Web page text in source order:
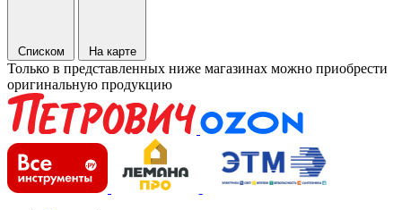
Списком На карте
Только в представленных ниже магазинах можно приобрести
оригинальную продукцию